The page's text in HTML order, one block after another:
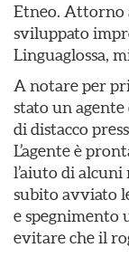
Etneo. Attorno
sviluppato
Linguaglossa,
​A notare per
stato un
di distacco
L’agente è
l’aiuto di
subito avviato
e spegnimento
evitare che il